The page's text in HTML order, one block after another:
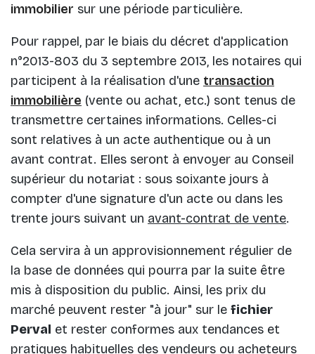
immobilier sur une période particulière.
Pour rappel, par le biais du décret d'application
n°2013-803 du 3 septembre 2013, les notaires qui
participent à la réalisation d'une transaction
immobilière (vente ou achat, etc.) sont tenus de
transmettre certaines informations. Celles-ci
sont relatives à un acte authentique ou à un
avant contrat. Elles seront à envoyer au Conseil
supérieur du notariat : sous soixante jours à
compter d'une signature d'un acte ou dans les
trente jours suivant un avant-contrat de vente.
Cela servira à un approvisionnement régulier de
la base de données qui pourra par la suite être
mis à disposition du public. Ainsi, les prix du
marché peuvent rester "à jour" sur le fichier
Perval et rester conformes aux tendances et
pratiques habituelles des vendeurs ou acheteurs